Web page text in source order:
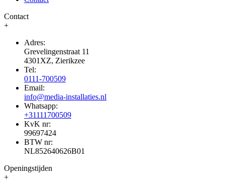
Contact
+
Adres:
Grevelingenstraat 11
4301XZ, Zierikzee
Tel:
0111-700509
Email:
info@media-installaties.nl
Whatsapp:
+31111700509
KvK nr:
99697424
BTW nr:
NL852640626B01
Openingstijden
+